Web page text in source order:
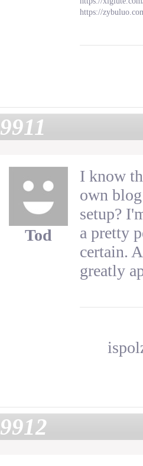
https://
9911
Tod
I know
own
setup?
a pretty
certain.
greatly
9912